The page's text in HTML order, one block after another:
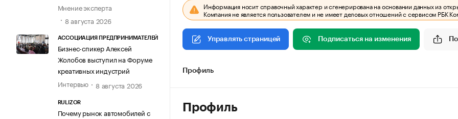
Мнение эксперта
8 августа 2026
АССОЦИАЦИЯ ПРЕДПРИНИМАТЕЛЕЙ
Бизнес-спикер Алексей
Жолобов выступил на Форуме
креативных индустрий
Интервью
8 августа 2026
RULIZOR
Почему рынок автомобилей с
Информация носит справочный характер и сгенерирована на основании данных из
Компания не является пользователем и не имеет деловых отношений с сервисом РБК
Управлять страницей Подписаться на изменения
Профиль
Профиль